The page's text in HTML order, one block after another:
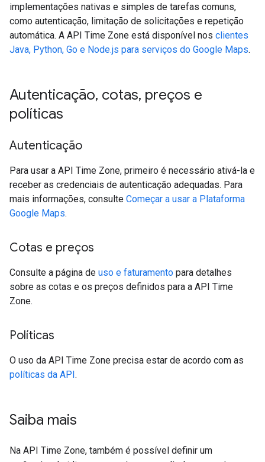
implementações nativas e simples de tarefas comuns,
como autenticação, limitação de solicitações e repetição
automática. A API Time Zone está disponível nos clientes
Java, Python, Go e Node.js para serviços do Google Maps.
Autenticação, cotas, preços e
políticas
Autenticação
Para usar a API Time Zone, primeiro é necessário ativá-la e
receber as credenciais de autenticação adequadas. Para
mais informações, consulte Começar a usar a Plataforma
Google Maps.
Cotas e preços
Consulte a página de uso e faturamento para detalhes
sobre as cotas e os preços definidos para a API Time
Zone.
Políticas
O uso da API Time Zone precisa estar de acordo com as
políticas da API.
Saiba mais
Na API Time Zone, também é possível definir um